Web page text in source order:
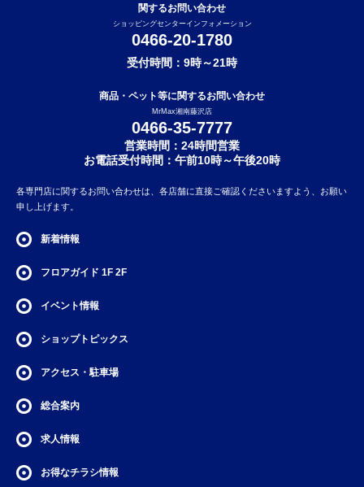
関するお問い合わせ
ショッピングセンターインフォメーション
0466-20-1780
受付時間：9時～21時
商品・ペット等に関するお問い合わせ
MrMax湘南藤沢店
0466-35-7777
営業時間：24時間営業
お電話受付時間：午前10時～午後20時
各専門店に関するお問い合わせは、各店舗に直接ご確認くださいますよう、お願い
申し上げます。
新着情報
フロアガイド 1F 2F
イベント情報
ショップトピックス
アクセス・駐車場
総合案内
求人情報
お得なチラシ情報